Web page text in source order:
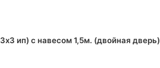
ип) с навесом 1,5м. (двойная дверь)